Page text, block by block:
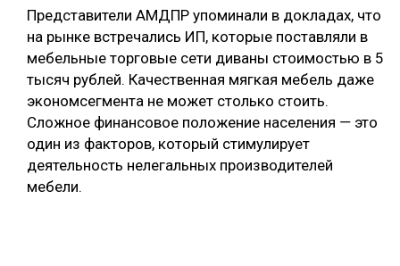
Представители АМДПР упоминали в докладах, что
на рынке встречались ИП, которые поставляли в
мебельные торговые сети диваны стоимостью в 5
тысяч рублей. Качественная мягкая мебель даже
экономсегмента не может столько стоить.
Сложное финансовое положение населения ― это
один из факторов, который стимулирует
деятельность нелегальных производителей
мебели.